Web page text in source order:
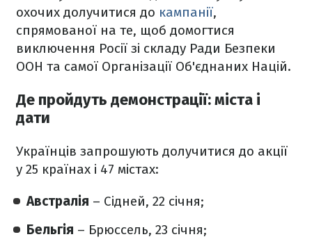
охочих долучитися до кампанії,
спрямованої на те, щоб домогтися
виключення Росії зі складу Ради Безпеки
ООН та самої Організації Об'єднаних Націй.
Де пройдуть демонстрації: міста і
дати
Українців запрошують долучитися до акції
у 25 країнах і 47 містах:
Австралія – Сідней, 22 січня;
Бельгія – Брюссель, 23 січня;